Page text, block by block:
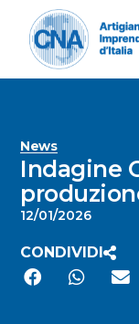
News
Indagine
12/01/2026
CONDIVIDI